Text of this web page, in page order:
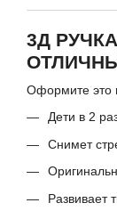
3Д
Оформите это
Дети в 2
Снимет
Развивает